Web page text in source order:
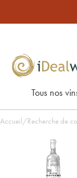
Tous nos
Accueil/Recherche de